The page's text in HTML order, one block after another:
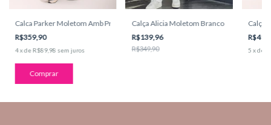
Calca Parker Moletom Amb Preto
R$359,90
4xdeR$89,98 sem juros
Comprar
Calça Alicia Moletom Branco
R$139,96
R$349,90
Calça
5 xde